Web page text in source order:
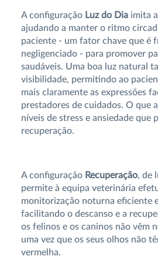
A configuraçãoLuz do Diaimita a
ajudando a manter o ritmo
paciente - um fator chave que é
negligenciado - para promover
saudáveis. Uma boa luz natural
visibilidade, permitindo ao
mais claramente as expressões
prestadores de cuidados. O que
níveis de stress e ansiedade que
recuperação.
A configuraçãoRecuperação, de
permite à equipa veterinária
monitorização noturna eficiente
facilitando o descanso e a
os felinos e os caninos não vêm
uma vez que os seus olhos não
vermelha.